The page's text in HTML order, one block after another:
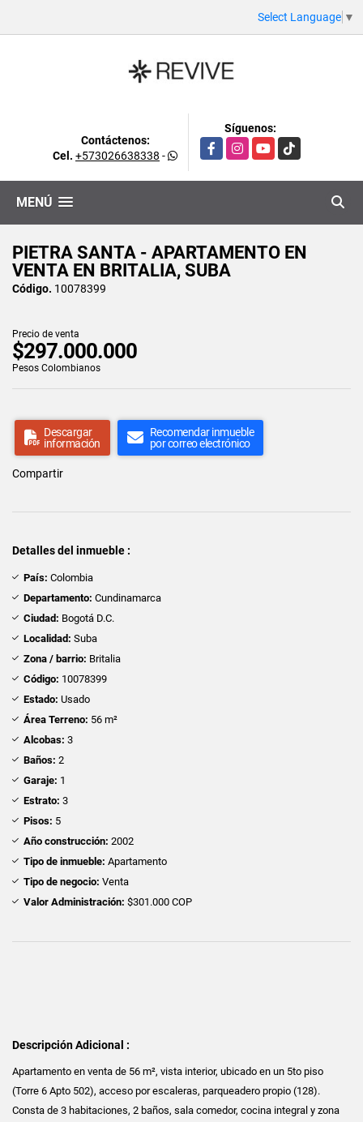
Select Language ▼
Contáctenos:
Cel. +573026638338 -
Síguenos:
FacebookInstagramYouTubeTikTok
MENÚ
PIETRA SANTA - APARTAMENTO EN
VENTA EN BRITALIA, SUBA
Código. 10078399
Precio de venta
$297.000.000
Pesos Colombianos
Descargar
información
Recomendar inmueble
por correo electrónico
Compartir
Detalles del inmueble :
País: Colombia
Departamento: Cundinamarca
Ciudad: Bogotá D.C.
Localidad: Suba
Zona / barrio: Britalia
Código: 10078399
Estado: Usado
Área Terreno: 56 m²
Alcobas: 3
Baños: 2
Garaje: 1
Estrato: 3
Pisos: 5
Año construcción: 2002
Tipo de inmueble: Apartamento
Tipo de negocio: Venta
Valor Administración: $301.000 COP
Descripción Adicional :
Apartamento en venta de 56 m², vista interior, ubicado en un 5to piso
(Torre 6 Apto 502), acceso por escaleras, parqueadero propio (128).
Consta de 3 habitaciones, 2 baños, sala comedor, cocina integral y zona